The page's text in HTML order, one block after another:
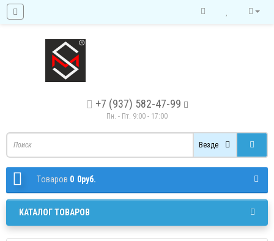
+7 (937) 582-47-99
Пн. - Пт. 9:00 - 17:00
Везде
Tоваров 0 0руб.
КАТАЛОГ ТОВАРОВ